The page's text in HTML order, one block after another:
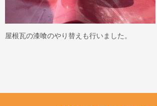
屋根瓦の漆喰のやり替えも行いました。